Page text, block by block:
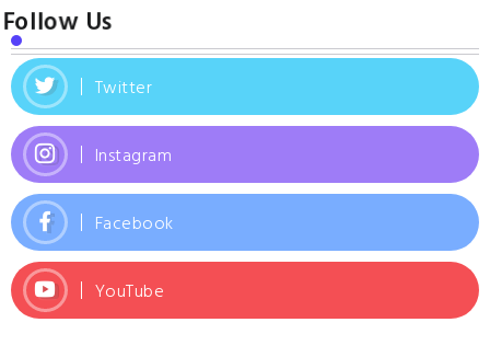
Follow Us
Twitter
Instagram
Facebook
YouTube